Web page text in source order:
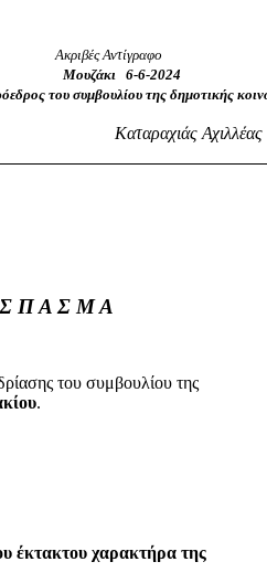
Ακριβές Αντίγραφο
Μουζάκι
6-6-2024
του συμβουλίου της δημοτικής
Καταραχιάς Αχιλλέας
Π Α Σ Μ Α
του συμβουλίου της
.
έκτακτου χαρακτήρα της